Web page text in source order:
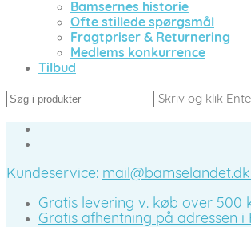
Bamsernes historie
Ofte stillede spørgsmål
Fragtpriser & Returnering
Medlems konkurrence
Tilbud
Skriv og klik
Kundeservice: mail@bamselandet.dk
Gratis levering v. køb over 500
Gratis afhentning på adressen i